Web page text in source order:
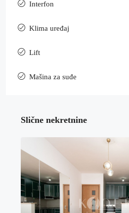
Interfon
Klima uređaj
Lift
Mašina za suđe
Slične nekretnine